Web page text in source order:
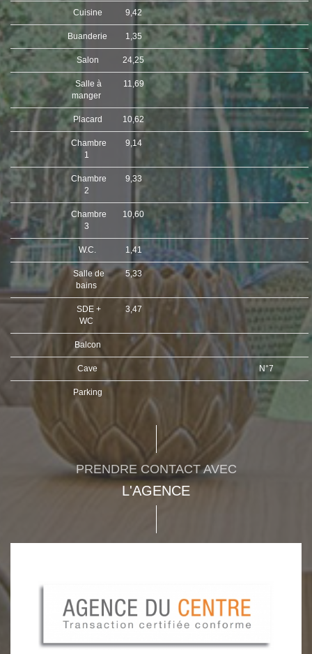
Cuisine 9,42
Buanderie 1,35
Salon 24,25
Salle à
manger
11,69
Placard 10,62
Chambre
1
9,14
Chambre
2
9,33
Chambre
3
10,60
W.C. 1,41
Salle de
bains
5,33
SDE +
WC
3,47
Balcon
Cave N°7
Parking
PRENDRE CONTACT AVEC
L'AGENCE